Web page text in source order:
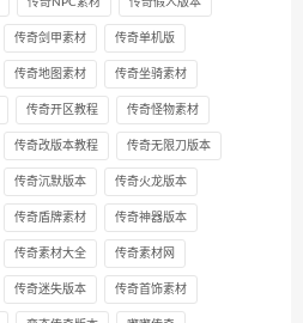
传奇NPC素材 传奇假人版本
传奇剑甲素材 传奇单机版
传奇地图素材 传奇坐骑素材
传奇开区教程 传奇怪物素材
传奇改版本教程 传奇无限刀版本
传奇沉默版本 传奇火龙版本
传奇盾牌素材 传奇神器版本
传奇素材大全 传奇素材网
传奇迷失版本 传奇首饰素材